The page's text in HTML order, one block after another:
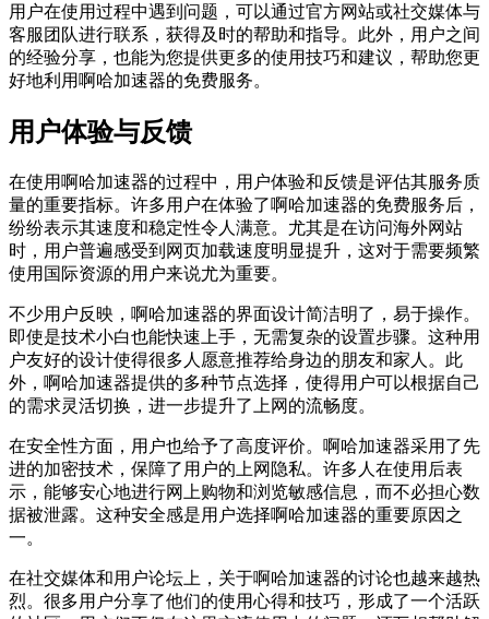
用户在使用过程中遇到问题，可以通过官方网站或社交媒体与
客服团队进行联系，获得及时的帮助和指导。此外，用户之间
的经验分享，也能为您提供更多的使用技巧和建议，帮助您更
好地利用啊哈加速器的免费服务。
用户体验与反馈
在使用啊哈加速器的过程中，用户体验和反馈是评估其服务质
量的重要指标。许多用户在体验了啊哈加速器的免费服务后，
纷纷表示其速度和稳定性令人满意。尤其是在访问海外网站
时，用户普遍感受到网页加载速度明显提升，这对于需要频繁
使用国际资源的用户来说尤为重要。
不少用户反映，啊哈加速器的界面设计简洁明了，易于操作。
即使是技术小白也能快速上手，无需复杂的设置步骤。这种用
户友好的设计使得很多人愿意推荐给身边的朋友和家人。此
外，啊哈加速器提供的多种节点选择，使得用户可以根据自己
的需求灵活切换，进一步提升了上网的流畅度。
在安全性方面，用户也给予了高度评价。啊哈加速器采用了先
进的加密技术，保障了用户的上网隐私。许多人在使用后表
示，能够安心地进行网上购物和浏览敏感信息，而不必担心数
据被泄露。这种安全感是用户选择啊哈加速器的重要原因之
一。
在社交媒体和用户论坛上，关于啊哈加速器的讨论也越来越热
烈。很多用户分享了他们的使用心得和技巧，形成了一个活跃